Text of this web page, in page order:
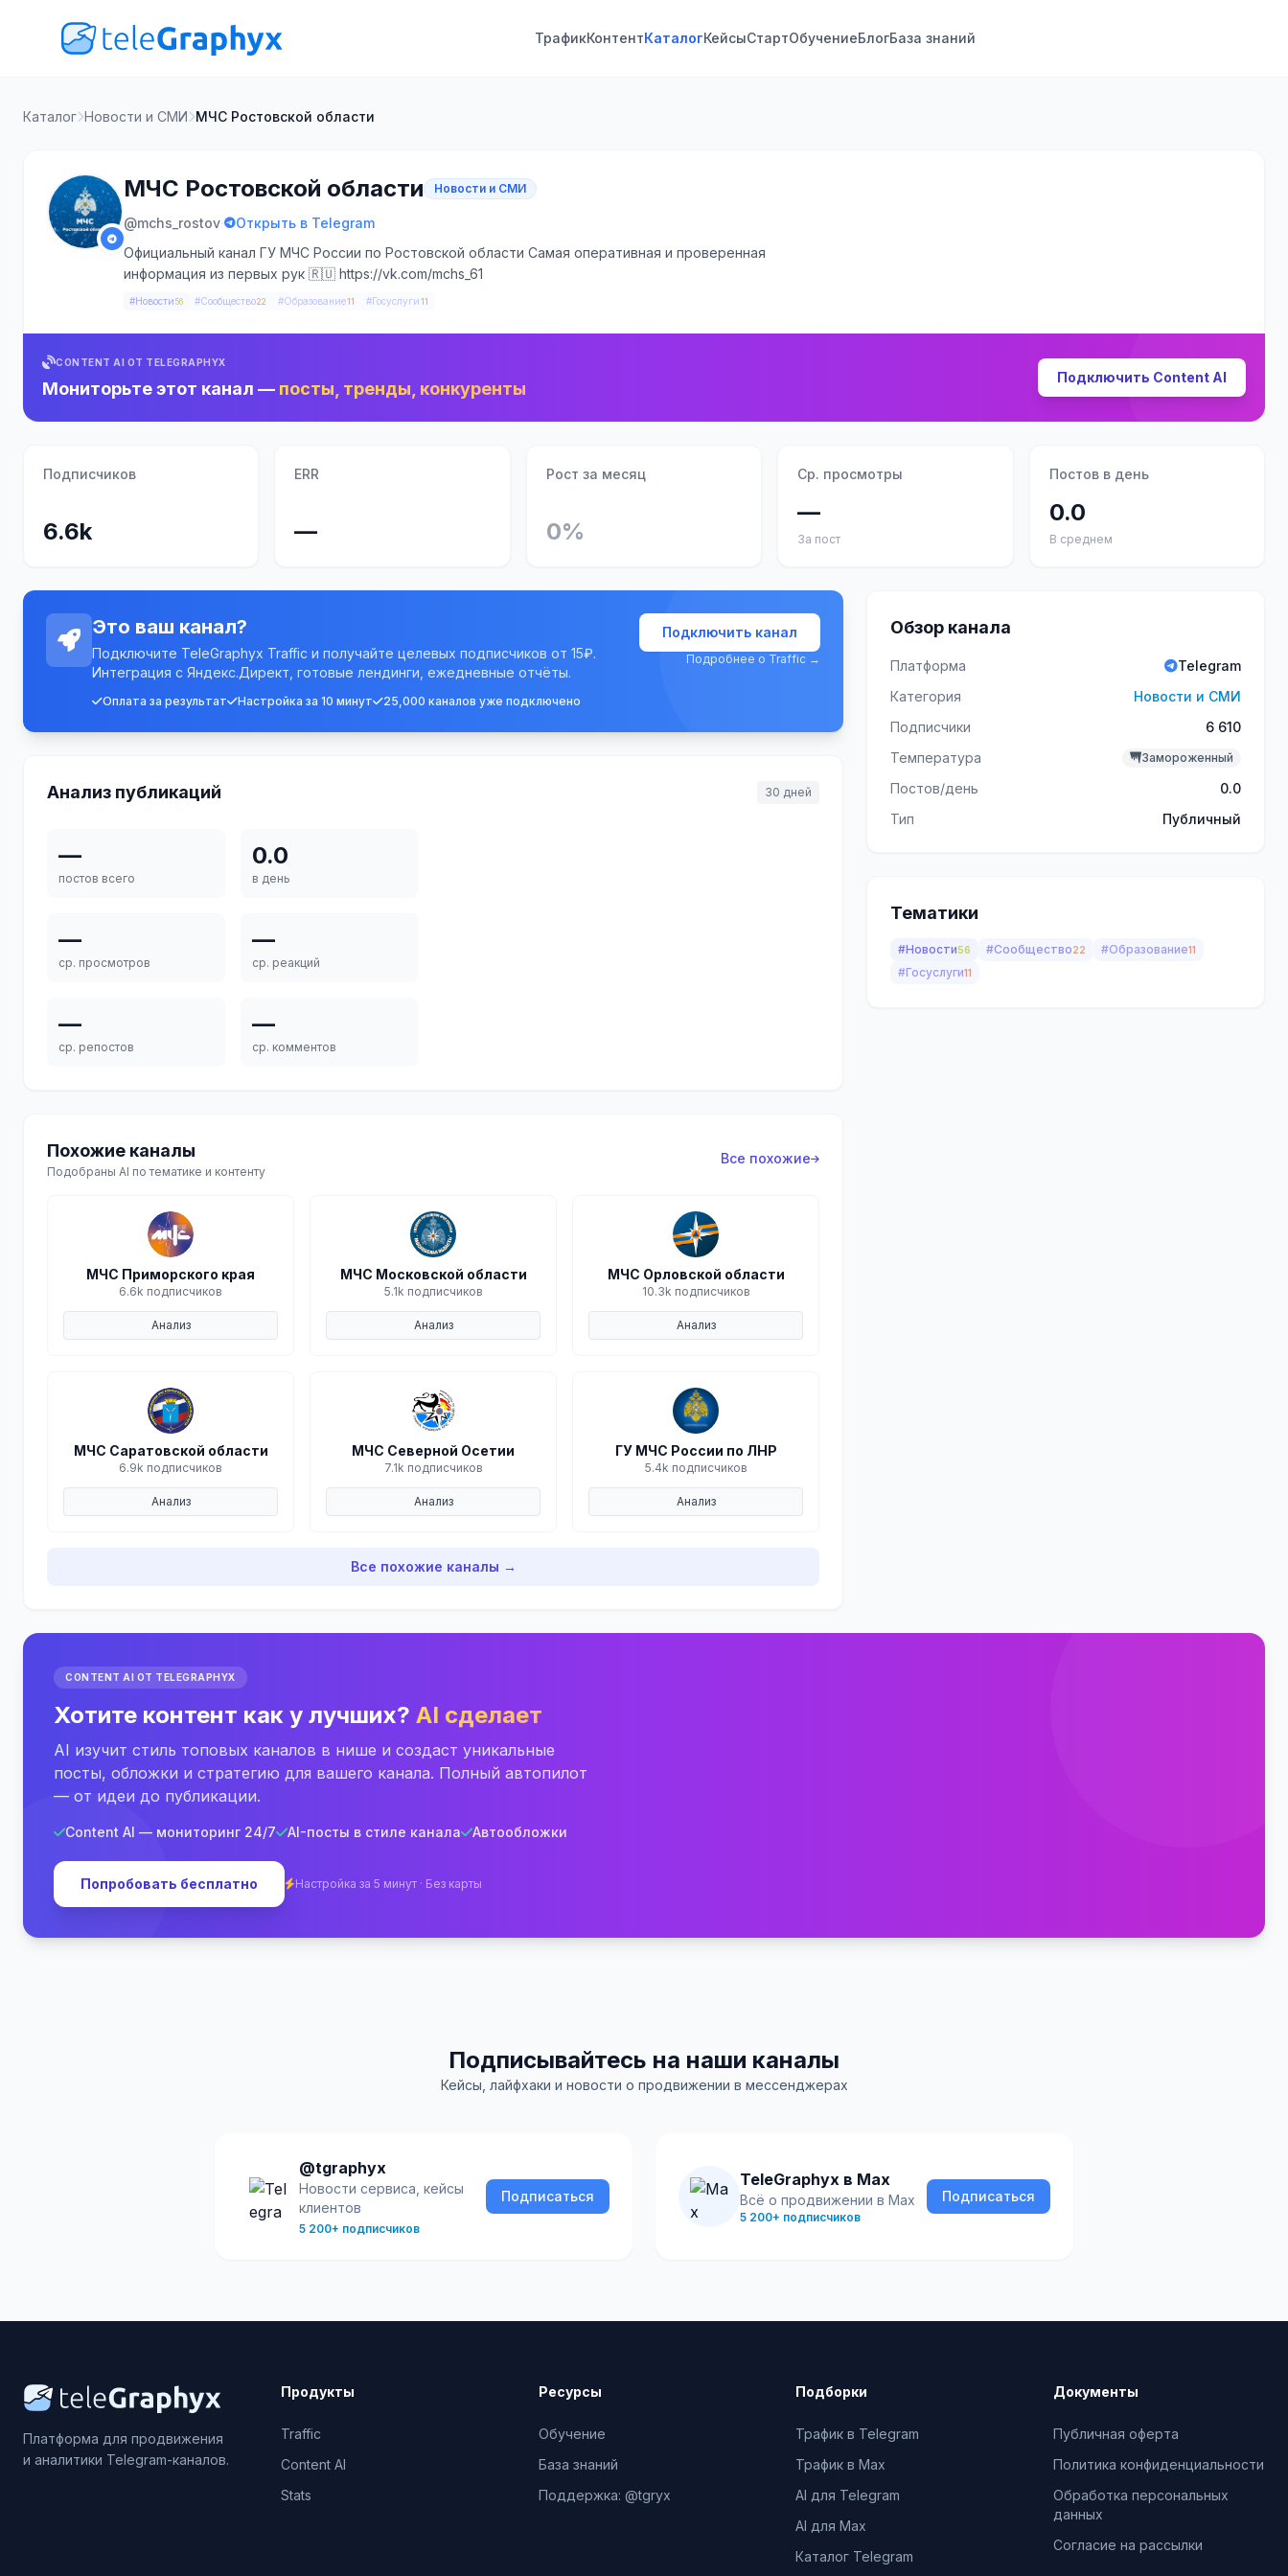
ТрафикКонтентКаталогКейсыСтартОбучениеБлогБаза знаний
Каталог Новости и СМИ МЧС Ростовской области
МЧС Ростовской области Новости и СМИ
@mchs_rostov·
Открыть в Telegram
Официальный канал ГУ МЧС России по Ростовской области Самая оперативная и проверенная
информация из первых рук 🇷🇺 https://vk.com/mchs_61
#Новости 56 #Сообщество22 #Образование11 #Госуслуги 11
CONTENT AI ОТ TELEGRAPHYX
Мониторьте этот канал — посты, тренды, конкуренты
Подключить Content AI
Подписчиков
6.6k
ERR
—
Рост за месяц
0%
Ср. просмотры
—
За пост
Постов в день
0.0
В среднем
Это ваш канал?
Подключите TeleGraphyx Traffic и получайте целевых подписчиков от 15₽.
Интеграция с Яндекс.Директ, готовые лендинги, ежедневные отчёты.
Оплата за результат Настройка за 10 минут 25,000 каналов уже подключено
Подключить канал
Подробнее о Traffic →
Анализ публикаций 30 дней
—
постов всего
0.0
в день
—
ср. просмотров
—
ср. реакций
—
ср. репостов
—
ср. комментов
Похожие каналы
Подобраны AI по тематике и контенту
Все похожие
МЧС Приморского края
6.6k подписчиков
Анализ
МЧС Московской области
5.1k подписчиков
Анализ
МЧС Орловской области
10.3k подписчиков
Анализ
МЧС Саратовской области
6.9k подписчиков
Анализ
МЧС Северной Осетии
7.1k подписчиков
Анализ
ГУ МЧС России по ЛНР
5.4k подписчиков
Анализ
Все похожие каналы →
Обзор канала
Платформа
Telegram
Категория
Новости и СМИ
Подписчики
6 610
Температура
Замороженный
Постов/день
0.0
Тип
Публичный
Тематики
#Новости56 #Сообщество22 #Образование11
#Госуслуги11
CONTENT AI ОТ TELEGRAPHYX
Хотите контент как у лучших? AI сделает
AI изучит стиль топовых каналов в нише и создаст уникальные
посты, обложки и стратегию для вашего канала. Полный автопилот
— от идеи до публикации.
Content AI — мониторинг 24/7 AI-посты в стиле канала Автообложки
Попробовать бесплатно Настройка за 5 минут · Без карты
Подписывайтесь на наши каналы
Кейсы, лайфхаки и новости о продвижении в мессенджерах
@tgraphyx
Новости сервиса, кейсы
клиентов
5 200+ подписчиков
Подписаться
TeleGraphyx в Max
Всё о продвижении в Max
5 200+ подписчиков
Подписаться
Платформа для продвижения
и аналитики Telegram-каналов.
Продукты
Traffic
Content AI
Stats
Ресурсы
Обучение
База знаний
Поддержка: @tgryx
Подборки
Трафик в Telegram
Трафик в Max
AI для Telegram
AI для Max
Каталог Telegram
Документы
Публичная оферта
Политика конфиденциальности
Обработка персональных
данных
Согласие на рассылки